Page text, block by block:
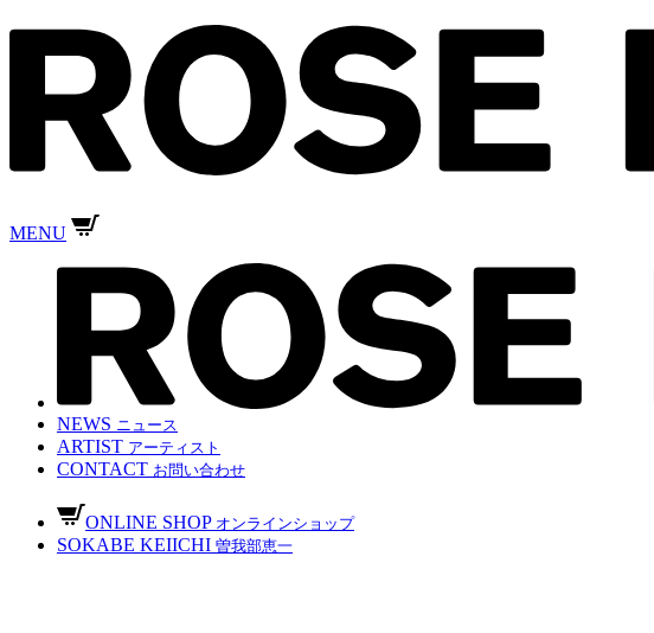
MENU
NEWS ニュース
ARTIST アーティスト
CONTACT お問い合わせ
ONLINE SHOP オンラインショップ
SOKABE KEIICHI 曽我部恵一